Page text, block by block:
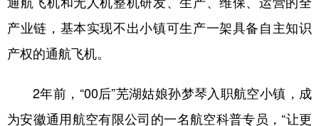
产业链，基本实现不出小镇可生产一架具备自主知识
产权的通航飞机。
2年前，“00后”芜湖姑娘孙梦琴入职航空小镇，成
为安徽通用航空有限公司的一名航空科普专员，“让更